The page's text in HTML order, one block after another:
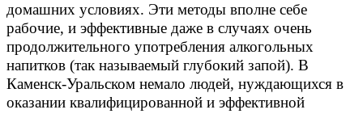
домашних условиях. Эти методы вполне себе
рабочие, и эффективные даже в случаях очень
продолжительного употребления алкогольных
напитков (так называемый глубокий запой). В
Каменск-Уральском немало людей, нуждающихся в
оказании квалифицированной и эффективной